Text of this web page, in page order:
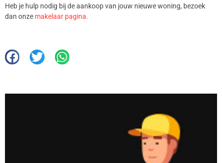
Heb je hulp nodig bij de aankoop van jouw nieuwe woning, bezoek
dan onze makelaar pagina.